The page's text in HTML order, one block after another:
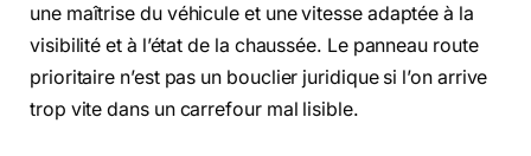
une maîtrise du véhicule et une vitesse adaptée à la
visibilité et à l’état de la chaussée. Le panneau route
prioritaire n’est pas un bouclier juridique si l’on arrive
trop vite dans un carrefour mal lisible.